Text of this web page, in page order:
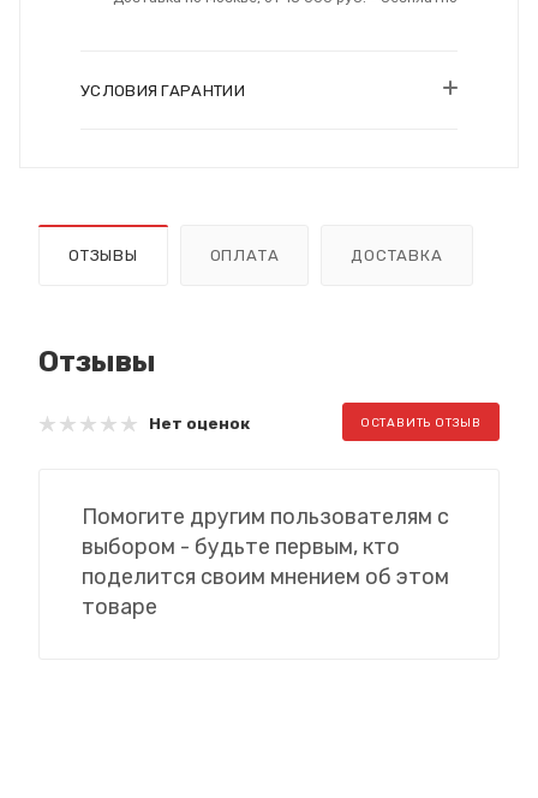
УСЛОВИЯ ГАРАНТИИ
ОТЗЫВЫ ОПЛАТА ДОСТАВКА
Отзывы
Нет оценок ОСТАВИТЬ ОТЗЫВ
Помогите другим пользователям с
выбором - будьте первым, кто
поделится своим мнением об этом
товаре